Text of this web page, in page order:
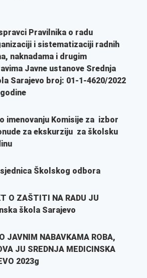
Pravilnika o radu
i sistematizaciji radnih
naknadama i drugim
Javne ustanove Srednja
Sarajevo broj: 01-1-4620/2022
o imenovanju Komisije za izbor
za ekskurziju za školsku
Školskog odbora
O ZAŠTITI NA RADU JU
škola Sarajevo
JAVNIM NABAVKAMA ROBA,
JU SREDNJA MEDICINSKA
2023g